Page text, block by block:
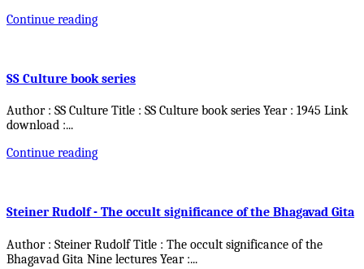
Continue reading
SS Culture book series
Author : SS Culture Title : SS Culture book series Year : 1945 Link
download :...
Continue reading
Steiner Rudolf - The occult significance of the Bhagavad Gita
Author : Steiner Rudolf Title : The occult significance of the
Bhagavad Gita Nine lectures Year :...